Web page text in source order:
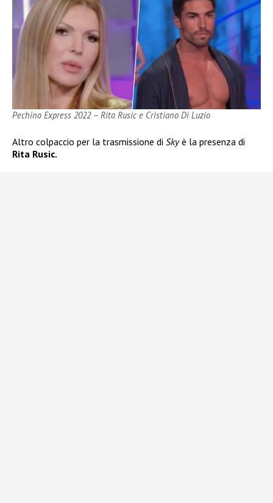
Pechino Express 2022 – Rita Rusic e Cristiano Di Luzio
Altro colpaccio per la trasmissione di Skyè la presenza di
Rita Rusic.